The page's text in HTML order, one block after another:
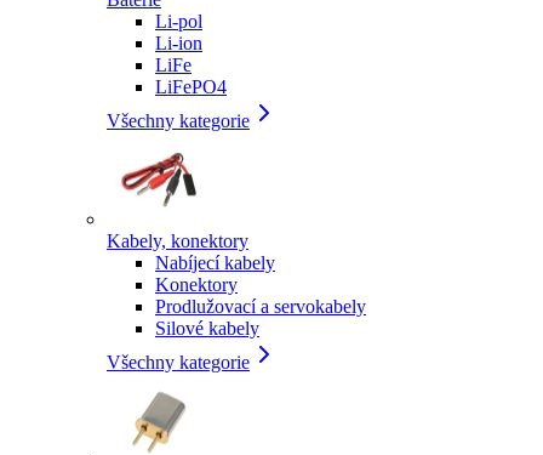
Li-pol
Li-ion
LiFe
LiFePO4
Všechny kategorie
Kabely, konektory
Nabíjecí kabely
Konektory
Prodlužovací a servokabely
Silové kabely
Všechny kategorie